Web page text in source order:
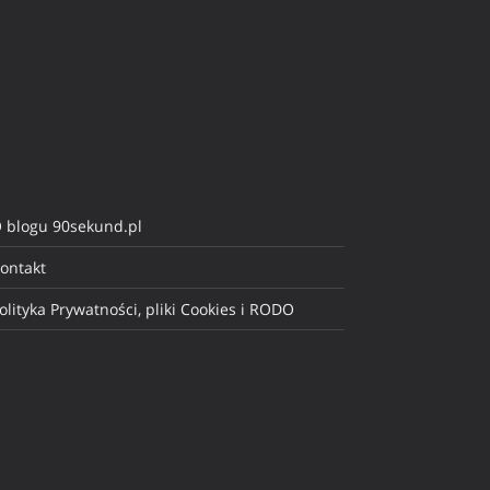
blogu 90sekund.pl
Prywatności, pliki Cookies i RODO